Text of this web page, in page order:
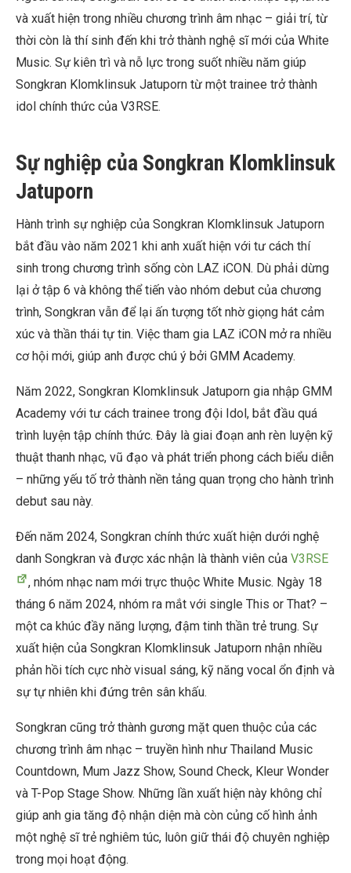
và xuất hiện trong nhiều chương trình âm nhạc – giải trí, từ
thời còn là thí sinh đến khi trở thành nghệ sĩ mới của White
Music. Sự kiên trì và nỗ lực trong suốt nhiều năm giúp
Songkran Klomklinsuk Jatuporn từ một trainee trở thành
idol chính thức của V3RSE.
Sự nghiệp của Songkran Klomklinsuk
Jatuporn
Hành trình sự nghiệp của Songkran Klomklinsuk Jatuporn
bắt đầu vào năm 2021 khi anh xuất hiện với tư cách thí
sinh trong chương trình sống còn LAZ iCON. Dù phải dừng
lại ở tập 6 và không thể tiến vào nhóm debut của chương
trình, Songkran vẫn để lại ấn tượng tốt nhờ giọng hát cảm
xúc và thần thái tự tin. Việc tham gia LAZ iCON mở ra nhiều
cơ hội mới, giúp anh được chú ý bởi GMM Academy.
Năm 2022, Songkran Klomklinsuk Jatuporn gia nhập GMM
Academy với tư cách trainee trong đội Idol, bắt đầu quá
trình luyện tập chính thức. Đây là giai đoạn anh rèn luyện kỹ
thuật thanh nhạc, vũ đạo và phát triển phong cách biểu diễn
– những yếu tố trở thành nền tảng quan trọng cho hành trình
debut sau này.
Đến năm 2024, Songkran chính thức xuất hiện dưới nghệ
danh Songkran và được xác nhận là thành viên của V3RSE
, nhóm nhạc nam mới trực thuộc White Music. Ngày 18
tháng 6 năm 2024, nhóm ra mắt với single This or That? –
một ca khúc đầy năng lượng, đậm tinh thần trẻ trung. Sự
xuất hiện của Songkran Klomklinsuk Jatuporn nhận nhiều
phản hồi tích cực nhờ visual sáng, kỹ năng vocal ổn định và
sự tự nhiên khi đứng trên sân khấu.
Songkran cũng trở thành gương mặt quen thuộc của các
chương trình âm nhạc – truyền hình như Thailand Music
Countdown, Mum Jazz Show, Sound Check, Kleur Wonder
và T-Pop Stage Show. Những lần xuất hiện này không chỉ
giúp anh gia tăng độ nhận diện mà còn củng cố hình ảnh
một nghệ sĩ trẻ nghiêm túc, luôn giữ thái độ chuyên nghiệp
trong mọi hoạt động.